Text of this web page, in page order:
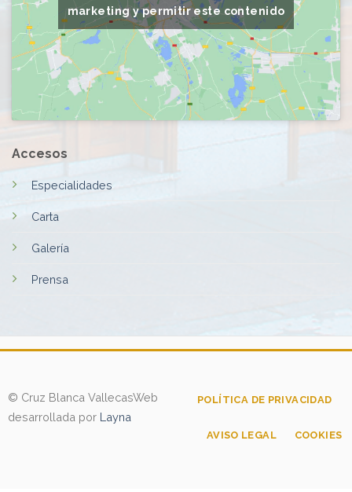
marketing y permitir este contenido
Accesos
Especialidades
Carta
Galería
Prensa
© Cruz Blanca VallecasWeb
desarrollada por Layna
POLÍTICA DE PRIVACIDAD
AVISO LEGAL COOKIES